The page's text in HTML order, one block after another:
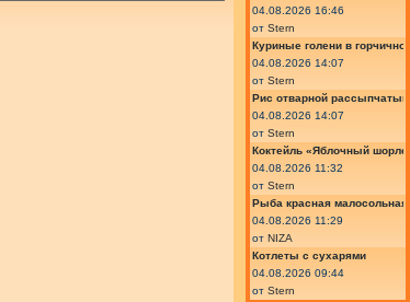
04.08.2026 16:46
от Stern
Куриные голени в
04.08.2026 14:07
от Stern
Рис отварной рассыпчатый
04.08.2026 14:07
от Stern
Коктейль «Яблочный
04.08.2026 11:32
от Stern
Рыба красная малосольная
04.08.2026 11:29
от NIZA
Котлеты с сухарями
04.08.2026 09:44
от Stern